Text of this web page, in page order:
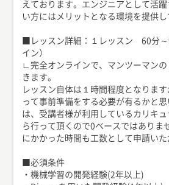
えております。エンジニアとして活
い方にはメリットとなる環境を提供し
■レッスン詳細：１レッスン 60分～
イン）
∟完全オンラインで、マンツーマン
きます。
レッスン自体は１時間程度となりま
って事前準備をする必要が有るかと
は、受講者様が利用しているカリキ
ら行って頂くので0ベースではありま
にかかった時間も工数として申請いた
■必須条件
・機械学習の開発経験(2年以上)